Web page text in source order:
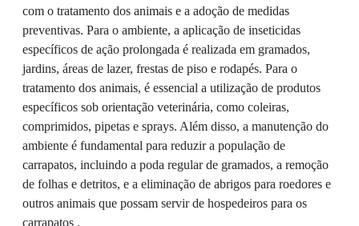
com o tratamento dos animais e a adoção de medidas
preventivas. Para o ambiente, a aplicação de inseticidas
específicos de ação prolongada é realizada em gramados,
jardins, áreas de lazer, frestas de piso e rodapés. Para o
tratamento dos animais, é essencial a utilização de produtos
específicos sob orientação veterinária, como coleiras,
comprimidos, pipetas e sprays. Além disso, a manutenção do
ambiente é fundamental para reduzir a população de
carrapatos, incluindo a poda regular de gramados, a remoção
de folhas e detritos, e a eliminação de abrigos para roedores e
outros animais que possam servir de hospedeiros para os
carrapatos .